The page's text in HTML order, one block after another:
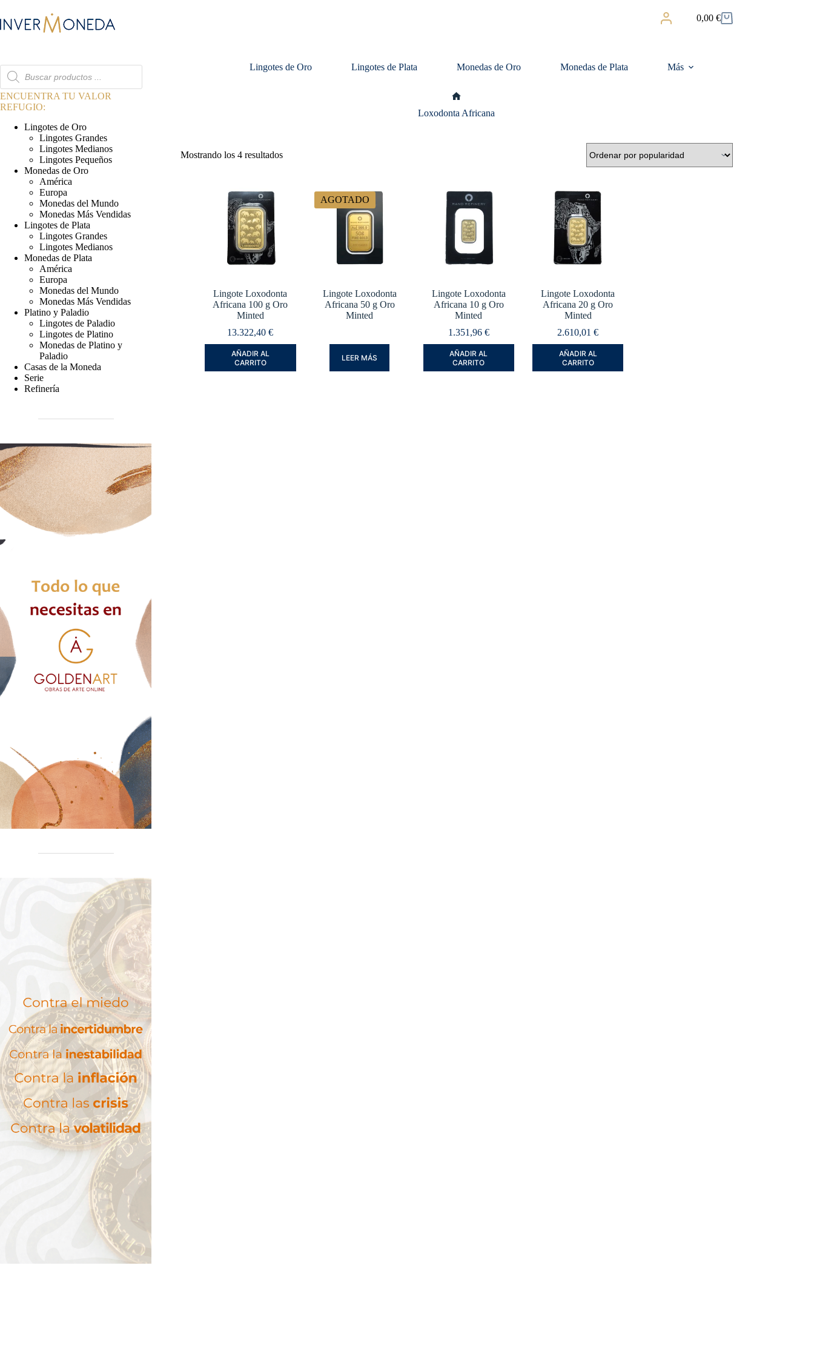
contenido
Carro
0,00 €
Búsqueda
de
productos
Lingotes de Oro Lingotes de Plata Monedas de Oro Monedas de Plata Más
Loxodonta Africana
Mostrando los 4 resultados
Lingote Loxodonta
Africana 100 g Oro
Minted
13.322,40€
AÑADIR AL
CARRITO
AGOTADO
Lingote Loxodonta
Africana 50 g Oro
Minted
LEER MÁS
Lingote Loxodonta
Africana 10 g Oro
Minted
1.351,96 €
AÑADIR AL
CARRITO
Lingote Loxodonta
Africana 20 g Oro
Minted
2.610,01€
AÑADIR AL
CARRITO
ENCUENTRA TU VALOR
REFUGIO:
Lingotes de Oro
Lingotes Grandes
Lingotes Medianos
Lingotes Pequeños
Monedas de Oro
América
Europa
Monedas del Mundo
Monedas Más Vendidas
Lingotes de Plata
Lingotes Grandes
Lingotes Medianos
Monedas de Plata
América
Europa
Monedas del Mundo
Monedas Más Vendidas
Platino y Paladio
Lingotes de Paladio
Lingotes de Platino
Monedas de Platino y
Paladio
Casas de la Moneda
Serie
Refinería